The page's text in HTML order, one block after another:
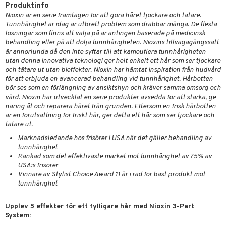
Produktinfo
Nioxin är en serie framtagen för att göra håret tjockare och tätare.
Tunnhårighet är idag är utbrett problem som drabbar många. De flesta
lösningar som finns att välja på är antingen baserade på medicinsk
behandling eller på att dölja tunnhårigheten. Nioxins tillvägagångssätt
är annorlunda då den inte syftar till att kamouflera tunnhårigheten
utan denna innovativa teknologi ger helt enkelt ett hår som ser tjockare
och tätare ut utan bieffekter. Nioxin har hämtat inspiration från hudvård
för att erbjuda en avancerad behandling vid tunnhårighet. Hårbotten
bör ses som en förlängning av ansiktshyn och kräver samma omsorg och
vård. Nioxin har utvecklat en serie produkter avsedda för att stärka, ge
näring åt och reparera håret från grunden. Eftersom en frisk hårbotten
är en förutsättning för friskt hår, ger detta ett hår som ser tjockare och
tätare ut.
Marknadsledande hos frisörer i USA när det gäller behandling av
tunnhårighet
Rankad som det effektivaste märket mot tunnhårighet av 75% av
USA:s frisörer
Vinnare av Stylist Choice Award 11 år i rad för bäst produkt mot
tunnhårighet
Upplev 5 effekter för ett fylligare hår med Nioxin 3-Part
System:
& Mustasch
3: Fukt
och kroppsvård
och läppvård
up penslar
Elixir
Happy
Happy For Men
till män
och skydd
och rengöring